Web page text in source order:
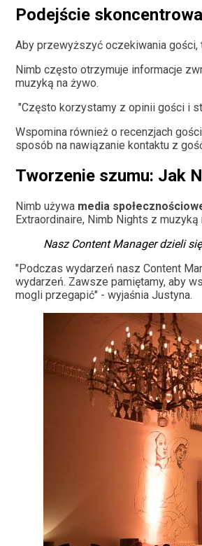
Podejście
Aby przewyższyć oczekiwania
Nimb często otrzymuje informacje
muzyką na żywo.
"Często korzystamy z opinii gości i
Wspomina również o recenzjach
sposób na nawiązanie kontaktu z
Tworzenie szumu: Jak
Nimb używa media
Extraordinaire, Nimb Nights z
Nasz Content Manager dzieli
"Podczas wydarzeń nasz Content
wydarzeń. Zawsze pamiętamy, aby
mogli przegapić" - wyjaśnia Justyna.